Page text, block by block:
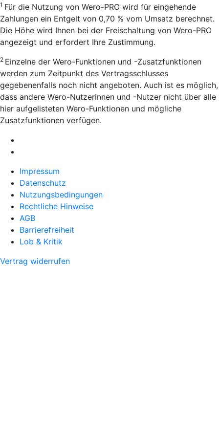
1 Für die Nutzung von Wero-PRO wird für eingehende
Zahlungen ein Entgelt von 0,70 % vom Umsatz berechnet.
Die Höhe wird Ihnen bei der Freischaltung von Wero-PRO
angezeigt und erfordert Ihre Zustimmung.
2 Einzelne der Wero-Funktionen und -Zusatzfunktionen
werden zum Zeitpunkt des Vertragsschlusses
gegebenenfalls noch nicht angeboten. Auch ist es möglich,
dass andere Wero-Nutzerinnen und -Nutzer nicht über alle
hier aufgelisteten Wero-Funktionen und mögliche
Zusatzfunktionen verfügen.
Impressum
Datenschutz
Nutzungsbedingungen
Rechtliche Hinweise
AGB
Barrierefreiheit
Lob & Kritik
Vertrag widerrufen